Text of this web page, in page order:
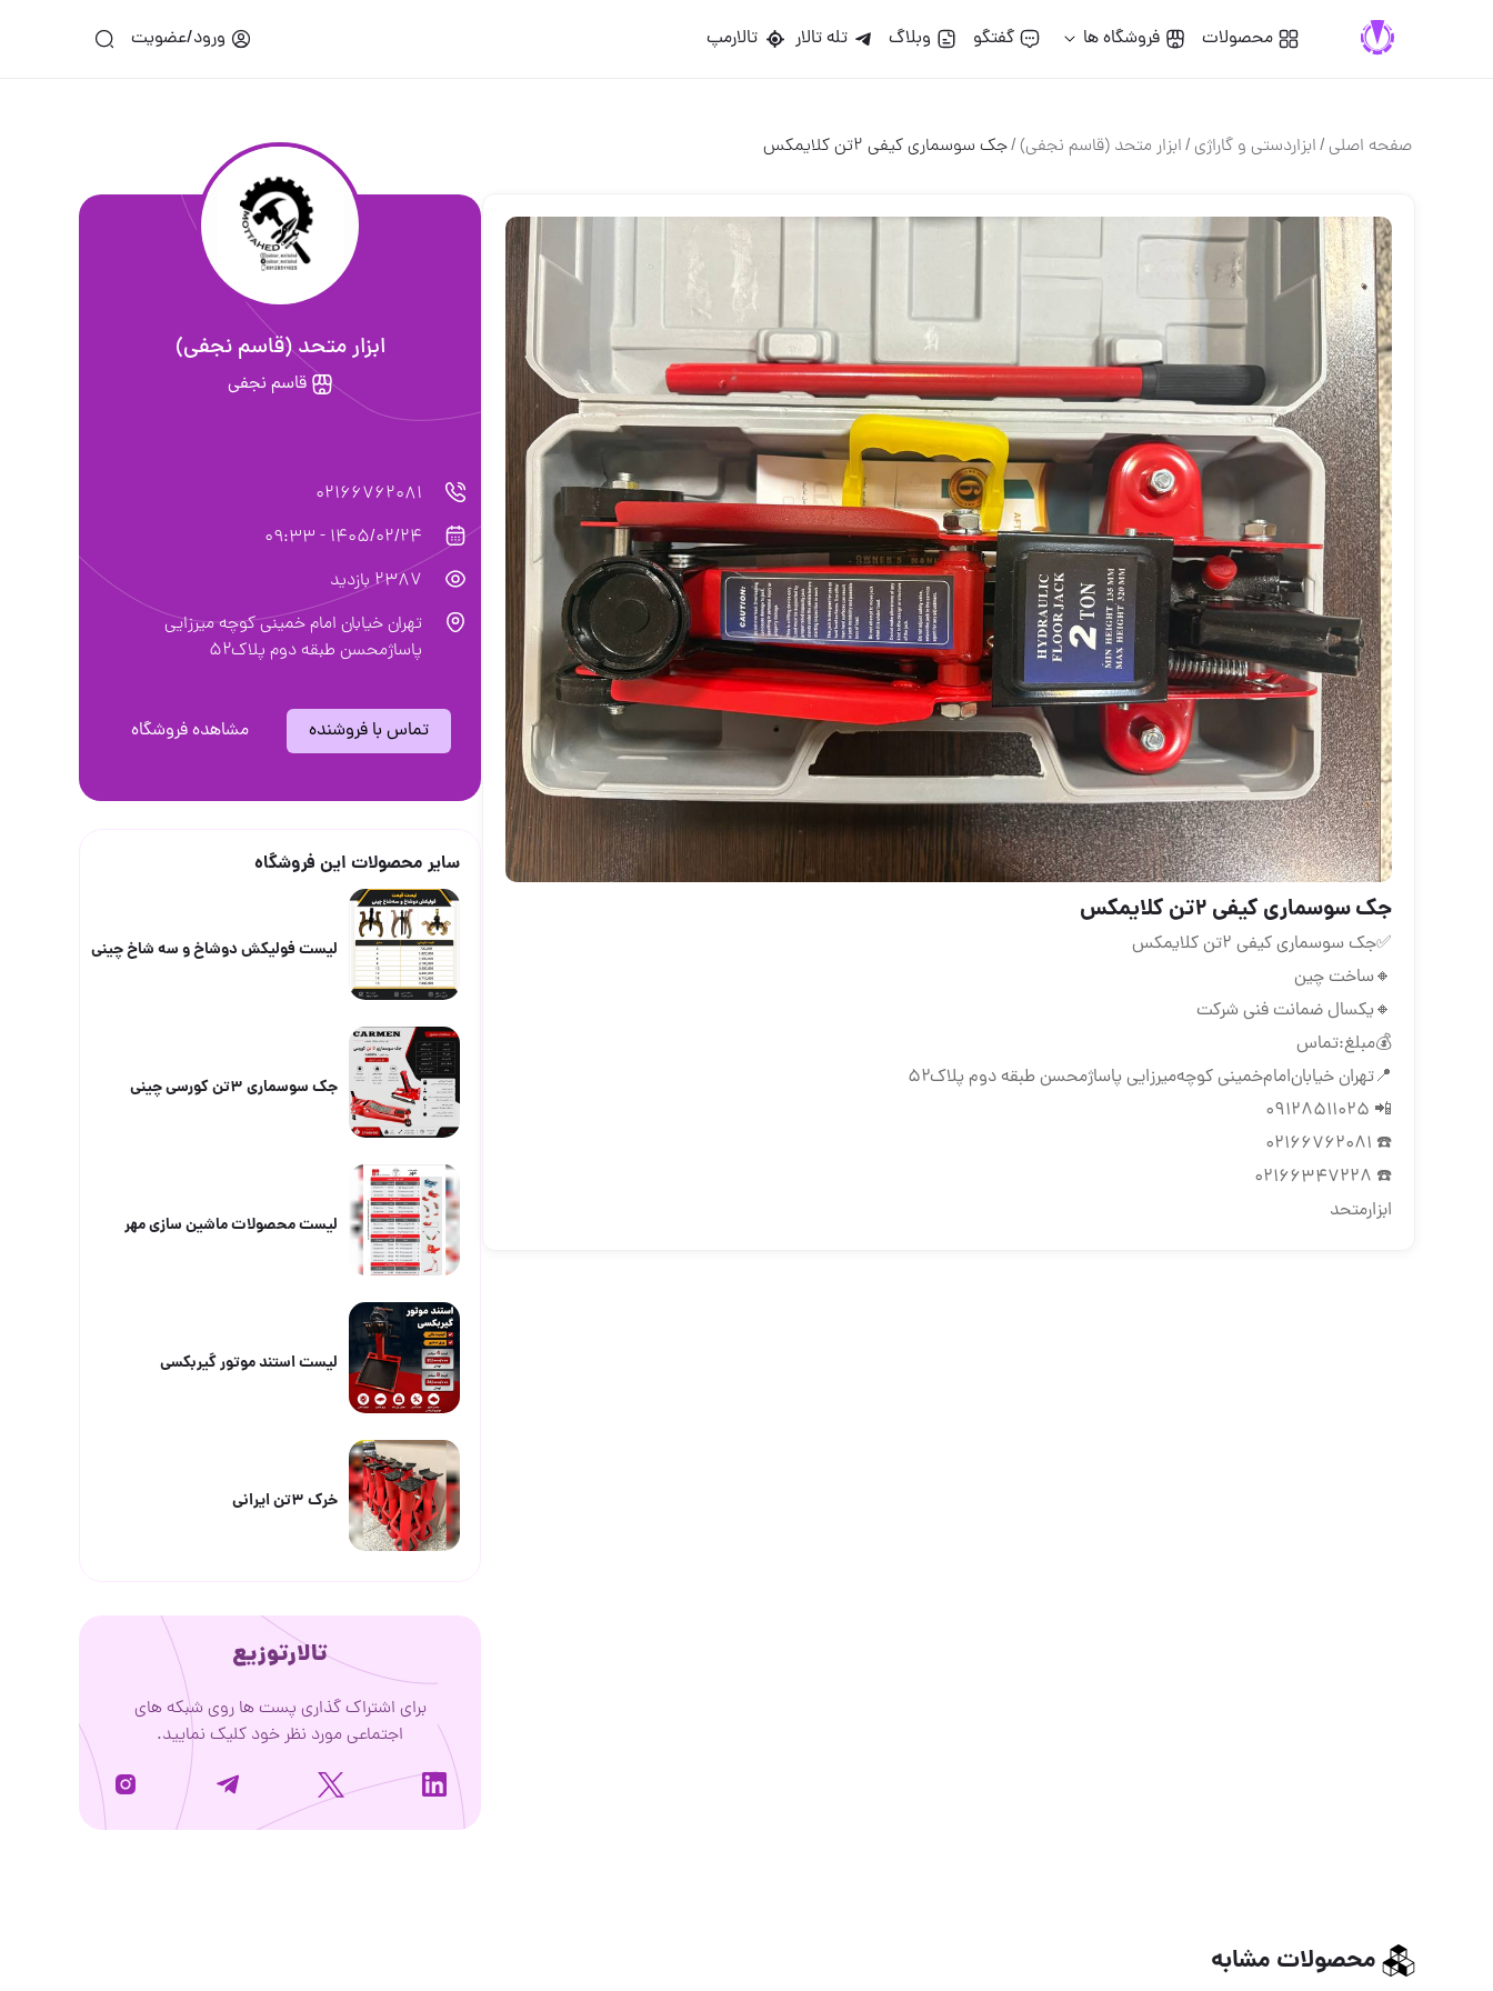
محصولات فروشگاه ها گفتگو وبلاگ تله تالار تالارمپ ورود/عضویت
صفحه اصلی/ابزاردستی و گاراژی/ابزار متحد (قاسم نجفی) /جک سوسماری کیفی ۲تن کلایمکس
جک سوسماری کیفی ۲تن کلایمکس
✅جک سوسماری کیفی ۲تن کلایمکس
🔸ساخت چین
🔸یکسال ضمانت فنی شرکت
💰مبلغ:تماس
📍تهران ‌خیابان‌امام‌خمینی‌ کوچه‌میرزایی پاساژمحسن طبقه دوم پلاک۵۲
📲 09128511025
☎️ 02166762081
☎️ 02166347228
ابزارمتحد
ابزار متحد (قاسم نجفی)
قاسم نجفی
02166762081
1405/02/24 - 09:33
2387 بازدید
تهران خیابان امام خمینی کوچه میرزایی
پاساژمحسن طبقه دوم پلاک۵۲
تماس با فروشنده مشاهده فروشگاه
سایر محصولات این فروشگاه
لیست فولیکش دوشاخ و سه شاخ چینی
جک سوسماری ۳تن کورسی چینی
لیست محصولات ماشین سازی مهر
لیست استند موتور گیربکسی
خرک ۳تن ایرانی
تالارتوزیع
برای اشتراک گذاری پست ها روی شبکه های
اجتماعی مورد نظر خود کلیک نمایید.
محصولات مشابه